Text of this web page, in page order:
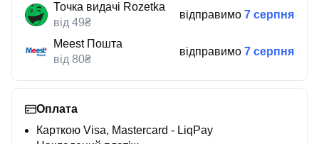
Точка видачі Rozetka
від 49₴
відправимо 7 серпня
Meest Пошта
від 80₴
відправимо 7 серпня
Оплата
Карткою Visa, Mastercard - LiqPay